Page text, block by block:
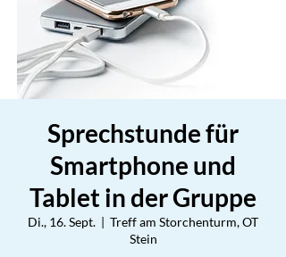
Sprechstunde für
Smartphone und
Tablet in der Gruppe
Di., 16. Sept.
  |
Treff am Storchenturm, OT
Stein